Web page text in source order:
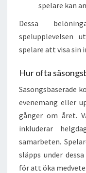
spelare kan
Dessa
spelupplevelsen
spelare att visa sin
Hur ofta
Säsongsbaserade
evenemang eller
gånger om året.
inkluderar
samarbeten.
släpps under
för att öka